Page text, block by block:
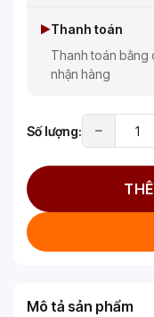
Thanh toán
Thanh toán bằng
nhận hàng
Số lượng:
Mô tả sản phẩm